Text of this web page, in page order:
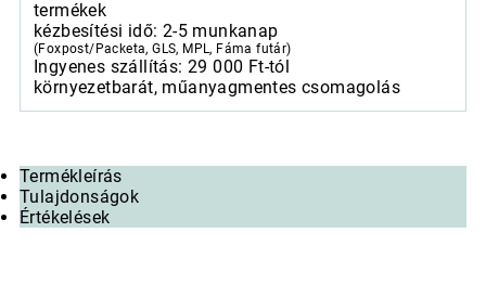
17x22,5cm
mennyiség
termékek
kézbesítési idő: 2-5 munkanap
(Foxpost/Packeta, GLS, MPL, Fáma futár)
Ingyenes szállítás: 29 000 Ft-tól
környezetbarát, műanyagmentes csomagolás
Termékleírás
Tulajdonságok
Értékelések